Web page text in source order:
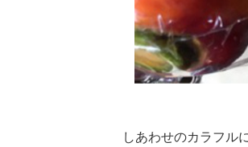
しあわせのカラフル